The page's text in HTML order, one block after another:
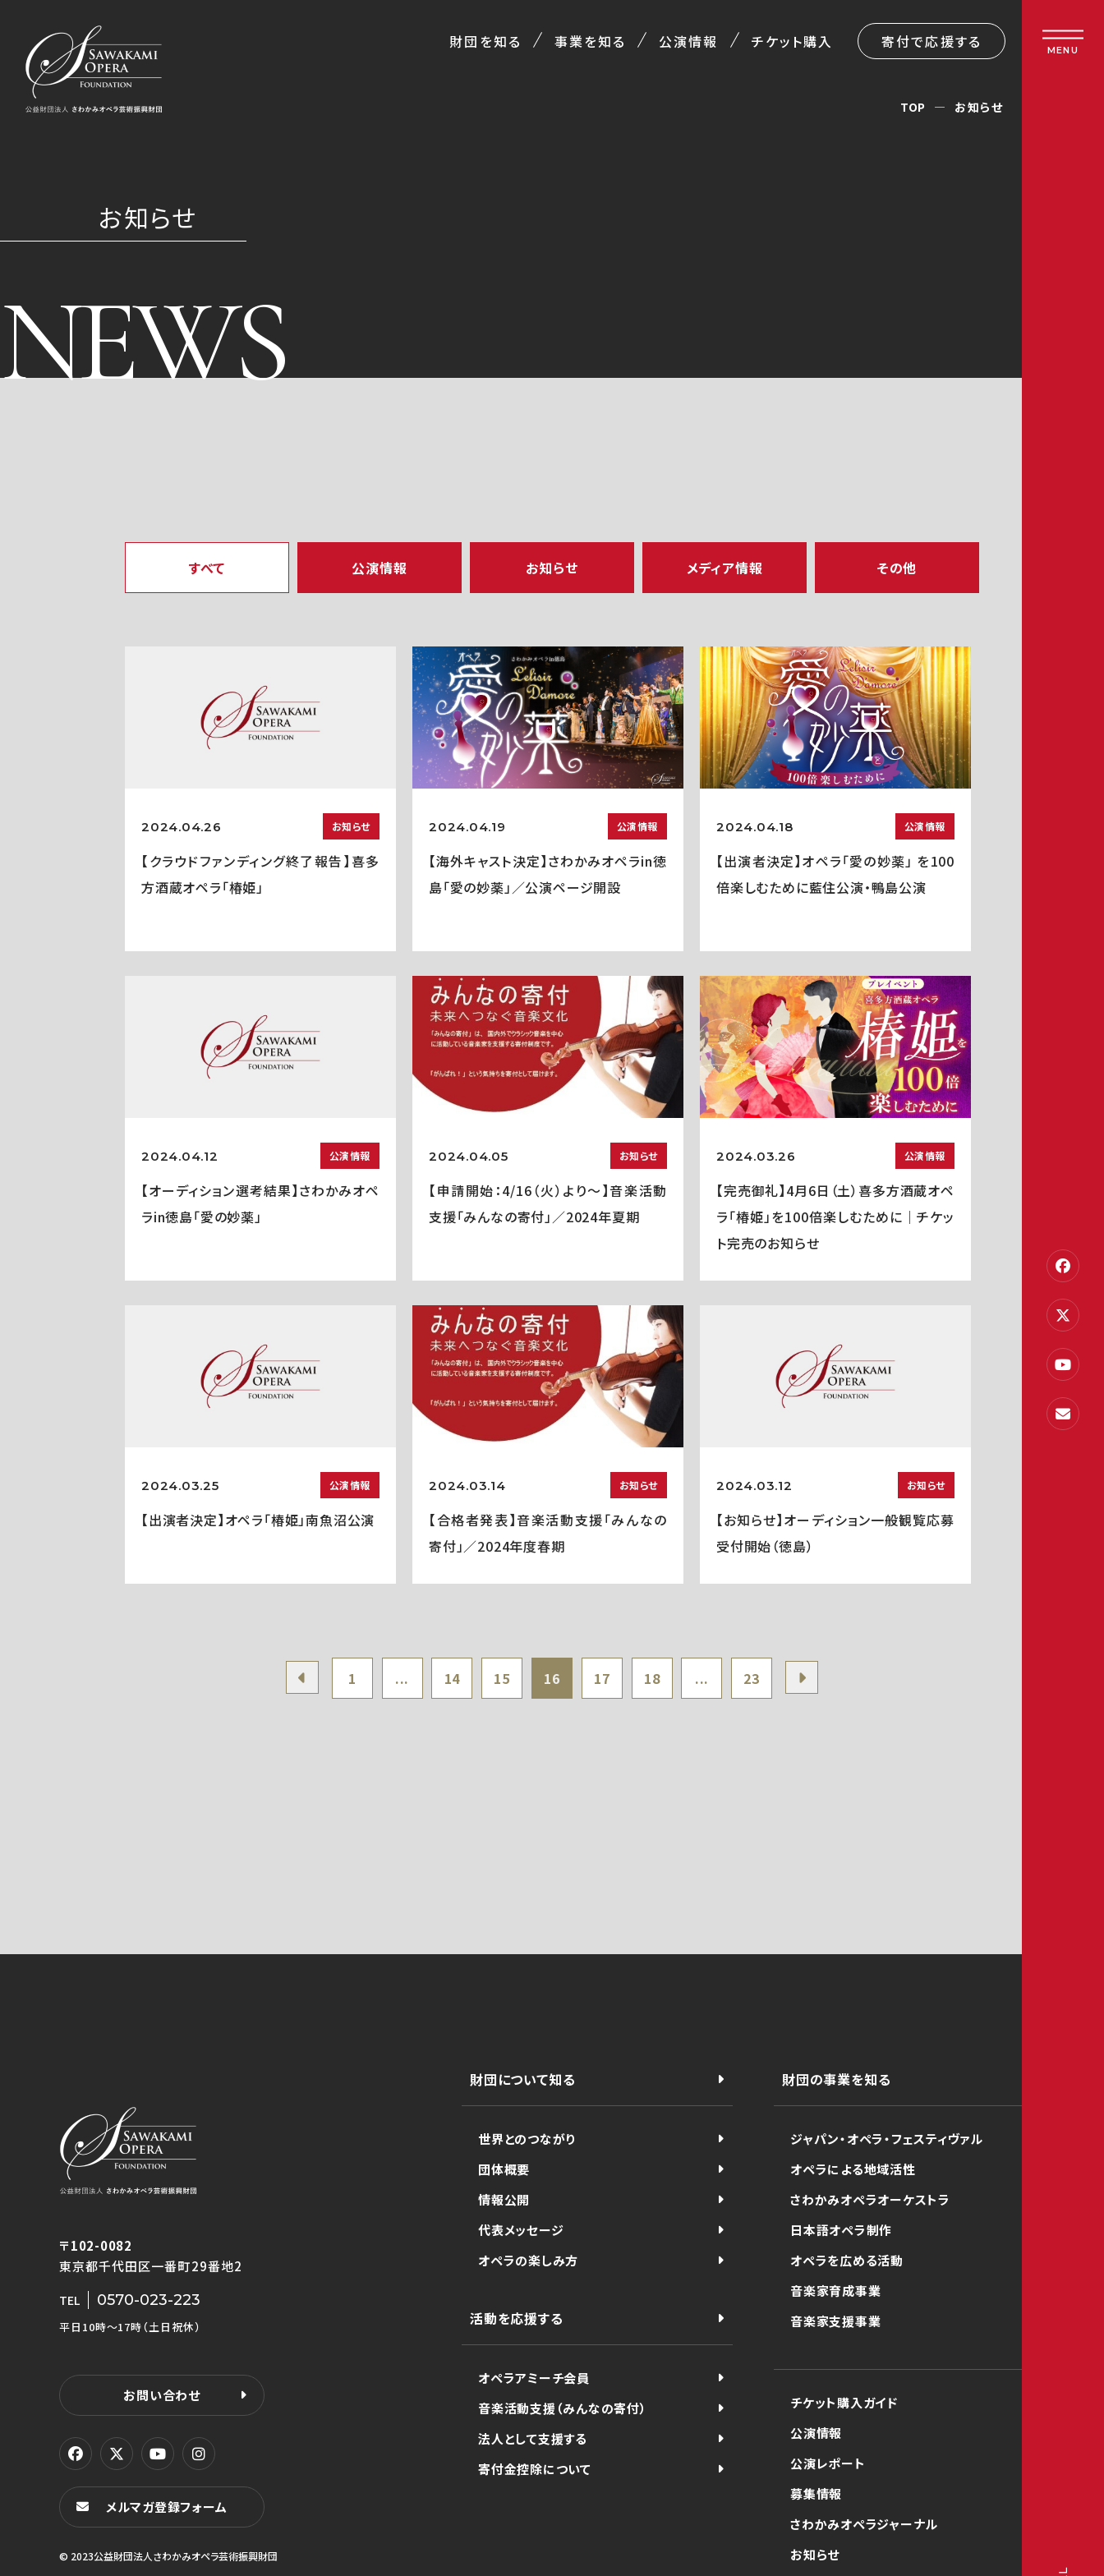
財団を知る 事業を知る 公演情報 チケット購入 寄付で応援する MENU
お知らせ
NEWS
TOP お知らせ
すべて 公演情報 お知らせ メディア情報 その他
2024.04.26 お知らせ
【クラウドファンディング終了報告】喜多
方酒蔵オペラ「椿姫」
2024.04.19 公演情報
【海外キャスト決定】さわかみオペラin徳
島「愛の妙薬」／公演ページ開設
2024.04.18 公演情報
【出演者決定】オペラ「愛の妙薬」 を100
倍楽しむために藍住公演・鴨島公演
2024.04.12 公演情報
【オーディション選考結果】さわかみオペ
ラin徳島「愛の妙薬」
2024.04.05 お知らせ
【申請開始：4/16（火）より～】音楽活動
支援「みんなの寄付」／2024年夏期
2024.03.26 公演情報
【完売御礼】4月6日（土）喜多方酒蔵オペ
ラ「椿姫」を100倍楽しむために｜チケッ
ト完売のお知らせ
2024.03.25 公演情報
【出演者決定】オペラ「椿姫」南魚沼公演
2024.03.14 お知らせ
【合格者発表】音楽活動支援「みんなの
寄付」／2024年度春期
2024.03.12 お知らせ
【お知らせ】オーディション一般観覧応募
受付開始（徳島）
1 ... 14 15 16 17 18 ... 23
〒102-0082
東京都千代田区一番町29番地2
TEL 0570-023-223
平日10時〜17時（土日祝休）
お問い合わせ
メルマガ登録フォーム
© 2023公益財団法人さわかみオペラ芸術振興財団
財団について知る
世界とのつながり
団体概要
情報公開
代表メッセージ
オペラの楽しみ方
活動を応援する
オペラアミーチ会員
音楽活動支援（みんなの寄付）
法人として支援する
寄付金控除について
財団の事業を知る
ジャパン・オペラ・フェスティヴァル
オペラによる地域活性
さわかみオペラオーケストラ
日本語オペラ制作
オペラを広める活動
音楽家育成事業
音楽家支援事業
チケット購入ガイド
公演情報
公演レポート
募集情報
さわかみオペラジャーナル
お知らせ